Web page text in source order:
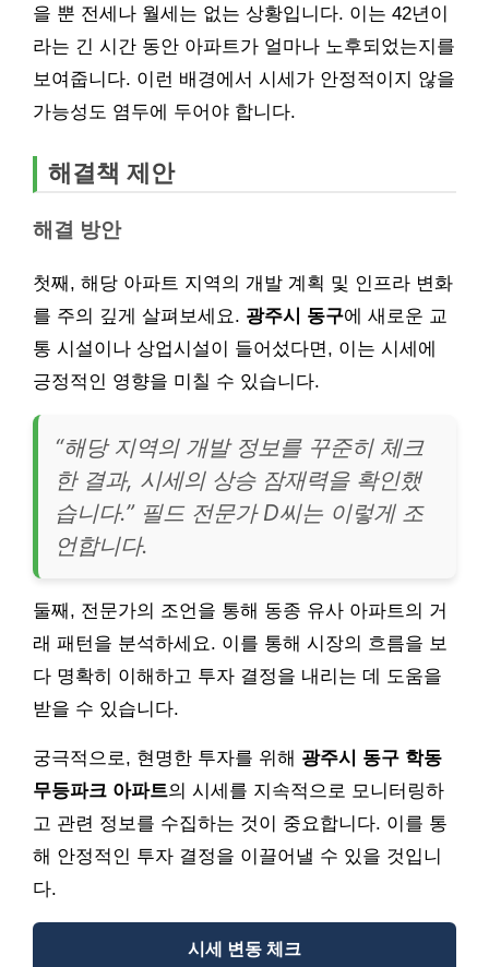
을 뿐 전세나 월세는 없는 상황입니다. 이는 42년이
라는 긴 시간 동안 아파트가 얼마나 노후되었는지를
보여줍니다. 이런 배경에서 시세가 안정적이지 않을
가능성도 염두에 두어야 합니다.
해결책 제안
해결 방안
첫째, 해당 아파트 지역의 개발 계획 및 인프라 변화
를 주의 깊게 살펴보세요. 광주시 동구에 새로운 교
통 시설이나 상업시설이 들어섰다면, 이는 시세에
긍정적인 영향을 미칠 수 있습니다.
“해당 지역의 개발 정보를 꾸준히 체크
한 결과, 시세의 상승 잠재력을 확인했
습니다.” 필드 전문가 D씨는 이렇게 조
언합니다.
둘째, 전문가의 조언을 통해 동종 유사 아파트의 거
래 패턴을 분석하세요. 이를 통해 시장의 흐름을 보
다 명확히 이해하고 투자 결정을 내리는 데 도움을
받을 수 있습니다.
궁극적으로, 현명한 투자를 위해 광주시 동구 학동
무등파크 아파트의 시세를 지속적으로 모니터링하
고 관련 정보를 수집하는 것이 중요합니다. 이를 통
해 안정적인 투자 결정을 이끌어낼 수 있을 것입니
다.
시세 변동 체크